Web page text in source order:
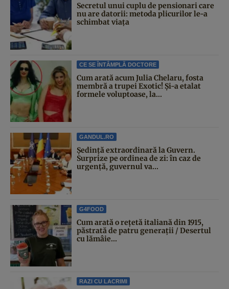
Secretul unui cuplu de pensionari care
nu are datorii: metoda plicurilor le-a
schimbat viața
CE SE ÎNTÂMPLĂ DOCTORE
Cum arată acum Julia Chelaru, fosta
membră a trupei Exotic! Și-a etalat
formele voluptoase, la...
GANDUL.RO
Şedinţă extraordinară la Guvern.
Surprize pe ordinea de zi: în caz de
urgență, guvernul va...
G4FOOD
Cum arată o rețetă italiană din 1915,
păstrată de patru generații / Desertul
cu lămâie...
RAZI CU LACRIMI